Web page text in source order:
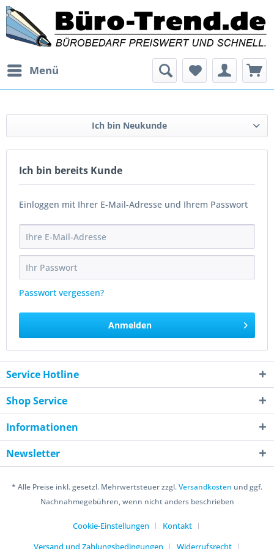
Menü
Ich bin Neukunde
Ich bin bereits Kunde
Einloggen mit Ihrer E-Mail-Adresse und Ihrem Passwort
Passwort vergessen?
Anmelden
Service Hotline
Shop Service
Informationen
Newsletter
* Alle Preise inkl. gesetzl. Mehrwertsteuer zzgl.Versandkosten und ggf.
Nachnahmegebühren, wenn nicht anders beschrieben
Cookie-Einstellungen
Kontakt
Versand und Zahlungsbedingungen
Widerrufsrecht